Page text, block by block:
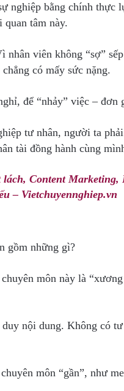
nghiệp bằng chính thực
quan tâm này.
viên không “sợ”
có mấy sức nặng.
để “nhảy” việc – đơn
tư nhân, người ta
tài đồng hành cùng
lách, Content
– Vietchuyennghiep.vn
gồm những gì?
môn này là
nội dung. Không có
môn “gần”, như